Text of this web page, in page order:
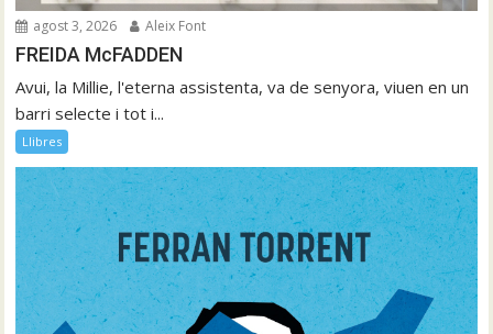
agost 3, 2026 Aleix Font
FREIDA McFADDEN
Avui, la Millie, l'eterna assistenta, va de senyora, viuen en un
barri selecte i tot i...
Llibres